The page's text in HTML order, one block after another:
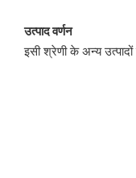
उत्पाद वर्णन
इसी श्रेणी के अन्य